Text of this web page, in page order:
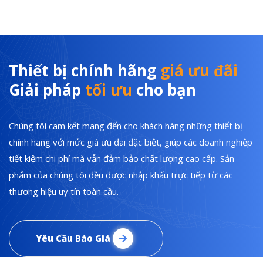
Thiết bị chính hãng giá ưu đãi
Giải pháp tối ưu cho bạn
Chúng tôi cam kết mang đến cho khách hàng những thiết bị
chính hãng với mức giá ưu đãi đặc biệt, giúp các doanh nghiệp
tiết kiệm chi phí mà vẫn đảm bảo chất lượng cao cấp. Sản
phẩm của chúng tôi đều được nhập khẩu trực tiếp từ các
thương hiệu uy tín toàn cầu.
Yêu Cầu Báo Giá